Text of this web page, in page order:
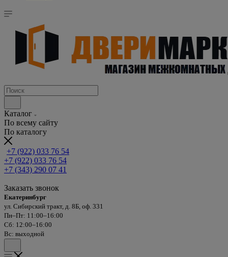
Каталог
По всему сайту
По каталогу
+7 (922) 033 76 54
+7 (922) 033 76 54
+7 (343) 290 07 41
Заказать звонок
Екатеринбург
ул. Сибирский тракт, д. 8Б, оф. 331
Пн–Пт: 11:00–16:00
Сб: 12:00–16:00
Вс: выходной